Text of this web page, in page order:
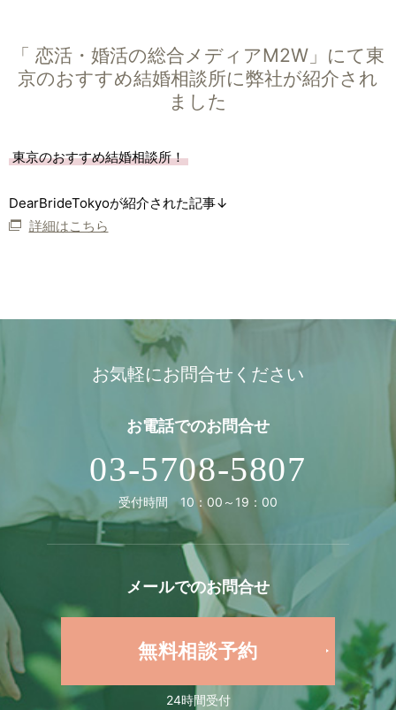
「 恋活・婚活の総合メディアM2W」にて東
京のおすすめ結婚相談所に弊社が紹介され
ました
東京のおすすめ結婚相談所！
DearBrideTokyoが紹介された記事↓
詳細はこちら
お気軽にお問合せください
お電話でのお問合せ
03-5708-5807
受付時間 10：00～19：00
メールでのお問合せ
無料相談予約
24時間受付